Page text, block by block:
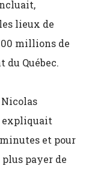
lieux de
millions de
du Québec.
expliquait
et pour
payer de